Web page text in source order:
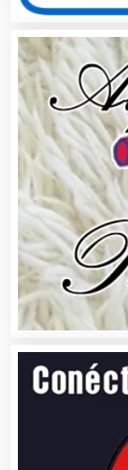
Artes